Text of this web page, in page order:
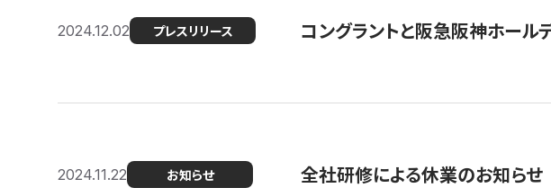
2024.12.02 プレスリリース コングラントと阪急阪神ホール
2024.11.22 お知らせ 全社研修による休業のお知らせ